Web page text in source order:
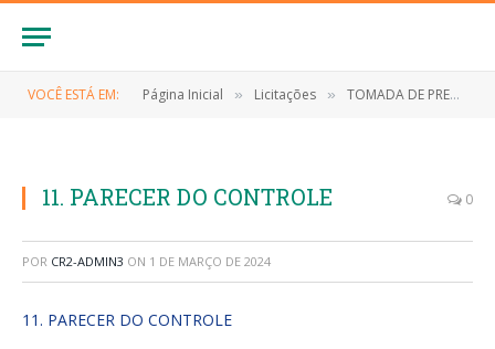
VOCÊ ESTÁ EM: Página Inicial » Licitações » TOMADA DE PREÇOS N° 008/2023 (Contratação dos serviços de pavimentação em pedra no Bairro Aparecida – Etapa 02, conforme projeto básico)
11. PARECER DO CONTROLE 0
POR CR2-ADMIN3 ON 1 DE MARÇO DE 2024
11. PARECER DO CONTROLE